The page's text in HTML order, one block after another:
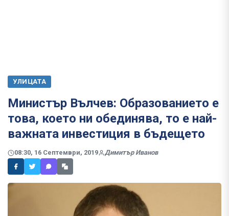
УЛИЦАТА
Министър Вълчев: Образованието е
това, което ни обединява, то е най-
важната инвестиция в бъдещето
08:30, 16 Септември, 2019 Димитър Иванов